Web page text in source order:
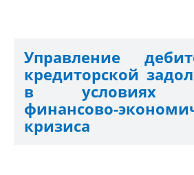
Управление
кредиторской
в условиях
финансово-
кризиса